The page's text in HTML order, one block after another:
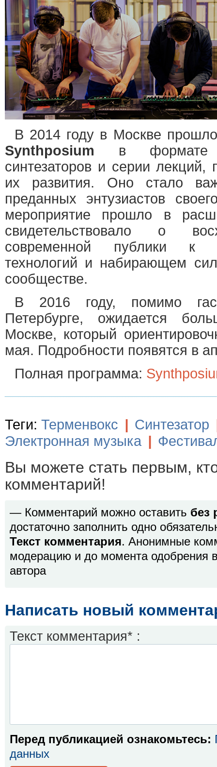
В 2014 году в Москве
Synthposium в формате
синтезаторов и серии
их развития. Оно стало
преданных энтузиастов
мероприятие прошло в
свидетельствовало о
современной публики к
технологий и набирающем
сообществе.
В 2016 году, помимо
Петербурге, ожидается
Москве, который
мая. Подробности появятся в
Полная программа:
Теги: Терменвокс | Синтезатор
Электронная музыка |
Вы можете стать первым,
комментарий!
— Комментарий можно оставить без
достаточно заполнить одно
Текст комментария. Анонимные
модерацию и до момента одобрения
автора
Написать новый
Текст комментария* :
Перед публикацией ознакомьтесь:
данных